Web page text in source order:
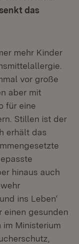
das
mehr Kinder
vor große
aber mit
für eine
Stillen ist der
erhält das
hinaus auch
ins Leben‘
einen gesunden
im Ministerium